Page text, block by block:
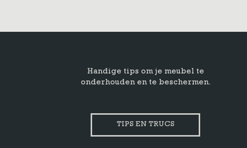
Handige tips om je meubel te
onderhouden en te beschermen.
TIPS EN TRUCS